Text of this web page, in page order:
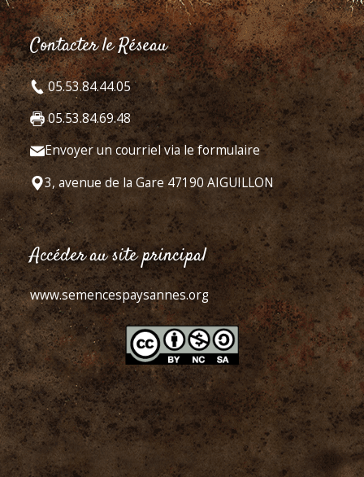
Contacter le Réseau
05.53.84.44.05
05.53.84.69.48
Envoyer un courriel via le formulaire
3, avenue de la Gare 47190 AIGUILLON
Accéder au site principal
www.semencespaysannes.org